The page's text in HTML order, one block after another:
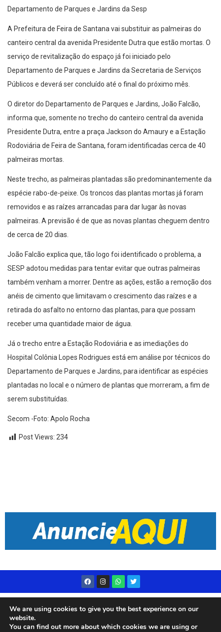
Departamento de Parques e Jardins da Sesp
A Prefeitura de Feira de Santana vai substituir as palmeiras do
canteiro central da avenida Presidente Dutra que estão mortas. O
serviço de revitalização do espaço já foi iniciado pelo
Departamento de Parques e Jardins da Secretaria de Serviços
Públicos e deverá ser concluído até o final do próximo mês.
O diretor do Departamento de Parques e Jardins, João Falcão,
informa que, somente no trecho do canteiro central da avenida
Presidente Dutra, entre a praça Jackson do Amaury e a Estação
Rodoviária de Feira de Santana, foram identificadas cerca de 40
palmeiras mortas.
Neste trecho, as palmeiras plantadas são predominantemente da
espécie rabo-de-peixe. Os troncos das plantas mortas já foram
removidos e as raízes arrancadas para dar lugar às novas
palmeiras. A previsão é de que as novas plantas cheguem dentro
de cerca de 20 dias.
João Falcão explica que, tão logo foi identificado o problema, a
SESP adotou medidas para tentar evitar que outras palmeiras
também venham a morrer. Dentre as ações, estão a remoção dos
anéis de cimento que limitavam o crescimento das raízes e a
retirada do asfalto no entorno das plantas, para que possam
receber uma quantidade maior de água.
Já o trecho entre a Estação Rodoviária e as imediações do
Hospital Colônia Lopes Rodrigues está em análise por técnicos do
Departamento de Parques e Jardins, para identificar as espécies
plantadas no local e o número de plantas que morreram, a fim de
serem substituídas.
Secom -Foto: Apolo Rocha
Post Views: 234
We are using cookies to give you the best experience on our
website.
You can find out more about which cookies we are using or